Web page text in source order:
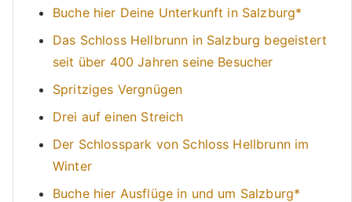
Buche hier Deine Unterkunft in Salzburg*
Das Schloss Hellbrunn in Salzburg begeistert
seit über 400 Jahren seine Besucher
Spritziges Vergnügen
Drei auf einen Streich
Der Schlosspark von Schloss Hellbrunn im
Winter
Buche hier Ausflüge in und um Salzburg*